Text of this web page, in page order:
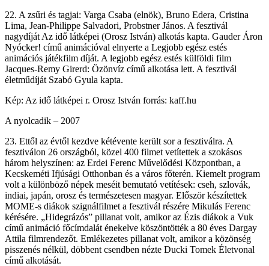
22. A zsűri és tagjai: Varga Csaba (elnök), Bruno Edera, Cristina
Lima, Jean-Philippe Salvadori, Probstner János. A fesztivál
nagydíját Az idő látképei (Orosz István) alkotás kapta. Gauder Áron
Nyócker! című animációval elnyerte a Legjobb egész estés
animációs játékfilm díját. A legjobb egész estés külföldi film
Jacques-Remy Girerd: Özönvíz című alkotása lett. A fesztivál
életműdíját Szabó Gyula kapta.
Kép: Az idő látképei r. Orosz István forrás: kaff.hu
A nyolcadik – 2007
23. Ettől az évtől kezdve kétévente került sor a fesztiválra. A
fesztiválon 26 országból, közel 400 filmet vetítettek a szokásos
három helyszínen: az Erdei Ferenc Művelődési Központban, a
Kecskeméti Ifjúsági Otthonban és a város főterén. Kiemelt program
volt a különböző népek meséit bemutató vetítések: cseh, szlovák,
indiai, japán, orosz és természetesen magyar. Először készítettek
MOME-s diákok szignálfilmet a fesztivál részére Mikulás Ferenc
kérésére. „Hidegrázós” pillanat volt, amikor az Ézis diákok a Vuk
című animáció főcímdalát énekelve köszöntötték a 80 éves Dargay
Attila filmrendezőt. Emlékezetes pillanat volt, amikor a közönség
pisszenés nélkül, döbbent csendben nézte Ducki Tomek Életvonal
című alkotását.